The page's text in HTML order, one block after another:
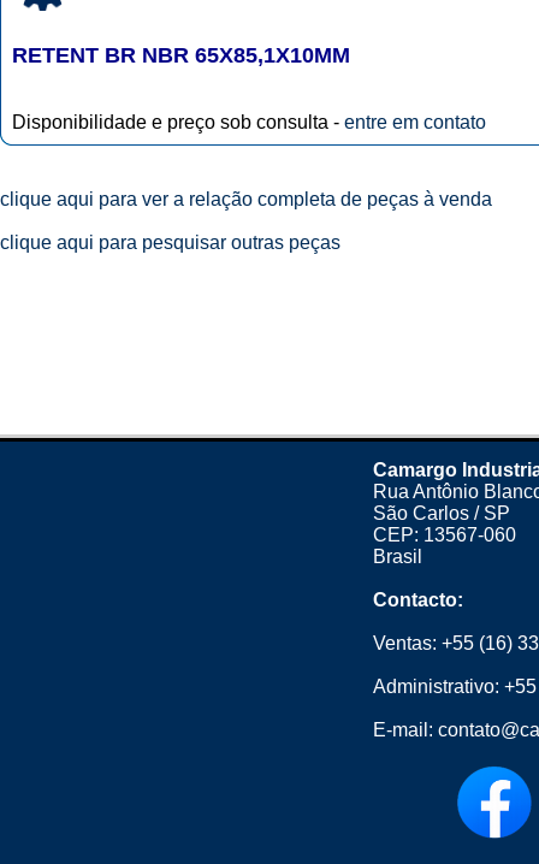
RETENT BR NBR 65X85,1X10MM
Disponibilidade e preço sob consulta - entre em contato
clique aqui para ver a relação completa de peças à venda
clique aqui para pesquisar outras peças
Camargo
Rua Antônio
São Carlos / SP
CEP: 13567-060
Brasil
Contacto:
Ventas: +55 (16)
Administrativo:
E-mail: